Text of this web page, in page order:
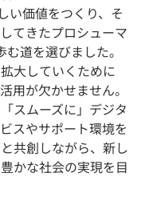
い価値をつくり、そ
てきたプロシューマ
道を選びました。
大していくために
用が欠かせません。
スムーズに」デジタ
スやサポート環境を
共創しながら、新し
かな社会の実現を目